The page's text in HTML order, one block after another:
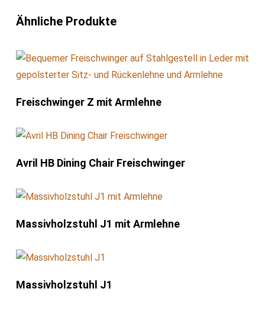
maßgeschneidertes Angebot ganz bequem für Sie von
daheim aus.
Ähnliche Produkte
Freischwinger Z mit Armlehne
Avril HB Dining Chair Freischwinger
Massivholzstuhl J1 mit Armlehne
Massivholzstuhl J1